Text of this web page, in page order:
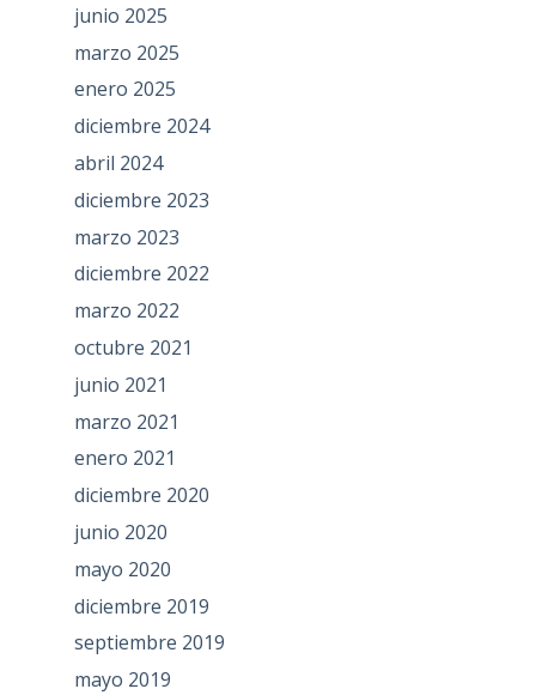
junio 2025
marzo 2025
enero 2025
diciembre 2024
abril 2024
diciembre 2023
marzo 2023
diciembre 2022
marzo 2022
octubre 2021
junio 2021
marzo 2021
enero 2021
diciembre 2020
junio 2020
mayo 2020
diciembre 2019
septiembre 2019
mayo 2019